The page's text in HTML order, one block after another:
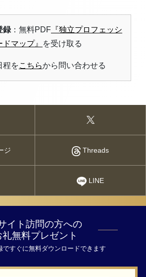
録：無料PDF 『独立プロフェッシ
マップ』
を受け取る
程をこちらから問い合わせる
ジ Threads
LINE
イト訪問の方への
礼無料プレゼント
ですぐに無料ダウンロードできます